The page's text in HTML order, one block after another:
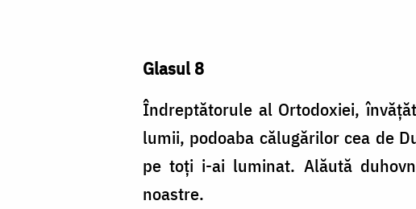
Glasul 8
Îndreptătorule al Ortodoxiei,
lumii, podoaba călugărilor cea de
pe toţi i-ai luminat. Alăută
noastre.